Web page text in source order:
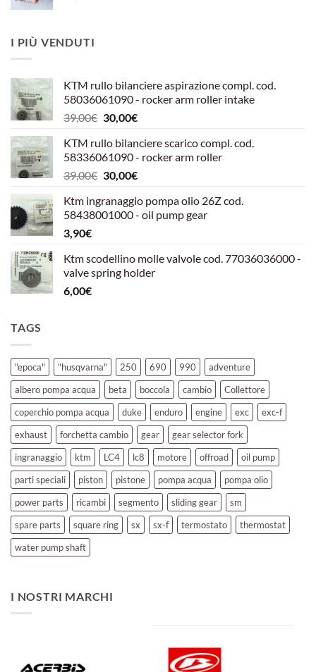
I PIÙ VENDUTI
KTM rullo bilanciere aspirazione compl. cod.
58036061090 - rocker arm roller intake
39,00€ Il
originale
era:
39,00€.
30,00€Il
attuale
è:
30,00€.
KTM rullo bilanciere scarico compl. cod.
58336061090 - rocker arm roller
39,00€ Il
originale
era:
30,00€Il
attuale
è:
Ktm ingranaggio pompa olio 26Z cod.
58438001000 - oil pump gear
3,90€
Ktm scodellino molle valvole cod. 77036036000 -
valve spring holder
6,00€
TAGS
"epoca" "husqvarna" 250 690 990
adventure
albero pompa acqua
beta boccola cambio
Collettore
coperchio pompa acqua
duke enduro engine exc
exc-f
exhaust
forchetta cambio gear
gear selector fork
ingranaggio
ktm LC4 lc8 motore offroad
oil pump
parti speciali
piston pistone pompa acqua
pompa olio
power parts
ricambi segmento sliding gear
sm
spare parts
square ring sx sx-f termostato
thermostat
water pump shaft
I NOSTRI MARCHI